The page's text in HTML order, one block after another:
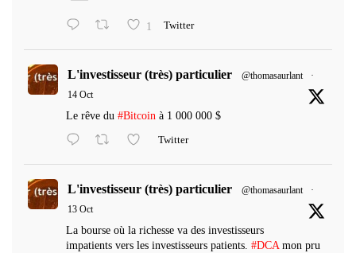
1 Twitter
L'investisseur (très) particulier @thomasaurlant
·
14 Oct
Le rêve du #Bitcoin à 1 000 000 $
Twitter
L'investisseur (très) particulier @thomasaurlant
·
13 Oct
La bourse où la richesse va des investisseurs
impatients vers les investisseurs patients. #DCAmon pru